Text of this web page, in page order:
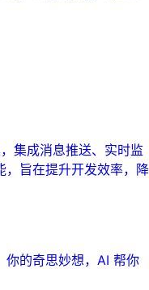
集成消息推送、实时监
，旨在提升开发效率，降
你的奇思妙想，AI 帮你